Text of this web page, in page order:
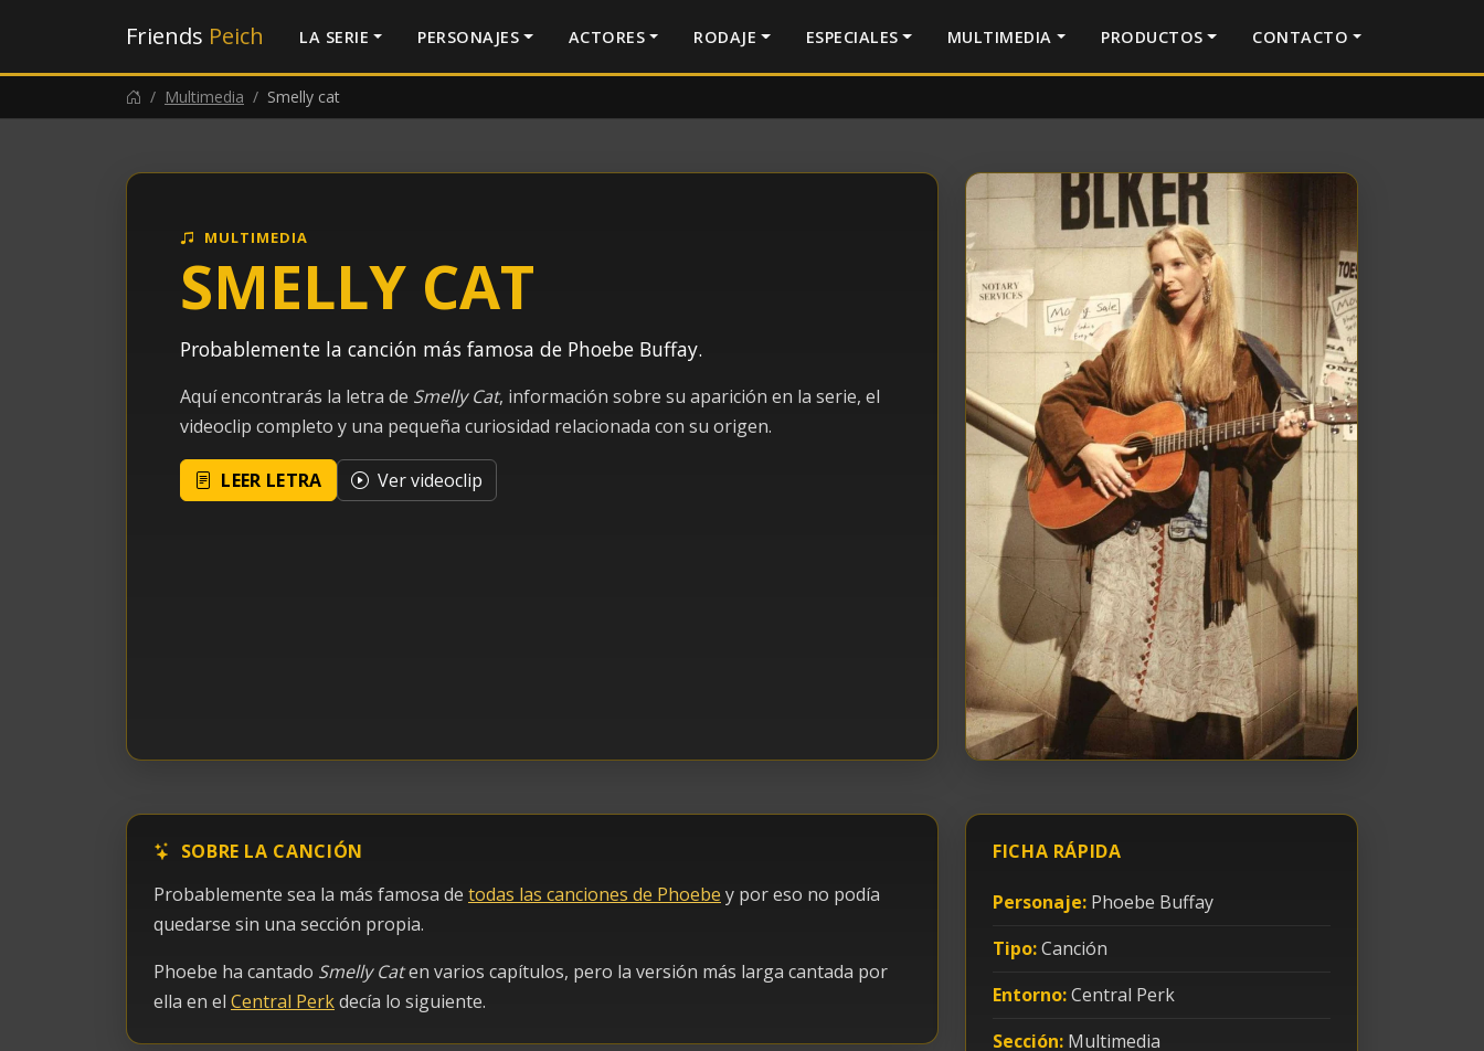
Friends Peich LA SERIE PERSONAJES ACTORES RODAJE ESPECIALES MULTIMEDIA PRODUCTOS CONTACTO
Multimedia Smelly cat
MULTIMEDIA
SMELLY CAT
Probablemente la canción más famosa de Phoebe Buffay.
Aquí encontrarás la letra de Smelly Cat, información sobre su aparición en la serie, el
videoclip completo y una pequeña curiosidad relacionada con su origen.
LEER LETRA Ver videoclip
SOBRE LA CANCIÓN
Probablemente sea la más famosa de todas las canciones de Phoebe y por eso no podía
quedarse sin una sección propia.
Phoebe ha cantado Smelly Caten varios capítulos, pero la versión más larga cantada por
ella en el Central Perkdecía lo siguiente.
FICHA RÁPIDA
Personaje: Phoebe Buffay
Tipo:Canción
Entorno:Central Perk
Sección: Multimedia